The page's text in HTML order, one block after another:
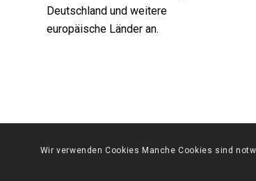
Deutschland und weitere
europäische Länder an.
Wir verwenden Cookies Manche Cookies sind